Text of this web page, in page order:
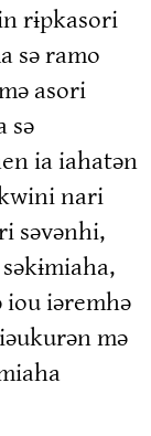
rɨpkasori
sə ramo
asori
sə
ia iahatən
nari
səvənhi,
iou iəremhə
mə